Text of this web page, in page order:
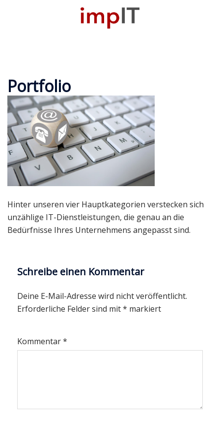
Portfolio
Hinter unseren vier Hauptkategorien verstecken sich
unzählige IT-Dienstleistungen, die genau an die
Bedürfnisse Ihres Unternehmens angepasst sind.
Schreibe einen Kommentar
Deine E-Mail-Adresse wird nicht veröffentlicht.
Erforderliche Felder sind mit* markiert
Kommentar*